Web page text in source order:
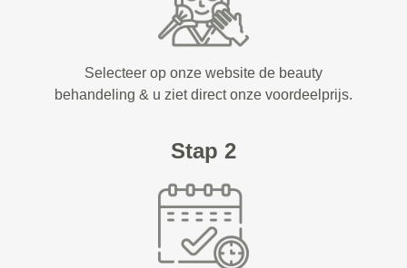
Selecteer op onze website de beauty
behandeling & u ziet direct onze voordeelprijs.
Stap 2